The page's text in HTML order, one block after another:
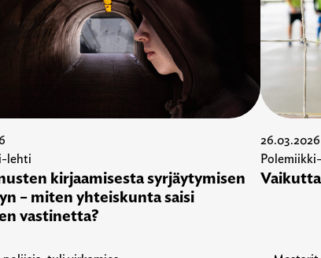
lehti
kirjaamisesta syrjäytymisen
– miten yhteiskunta saisi
vastinetta?
26.03.2026